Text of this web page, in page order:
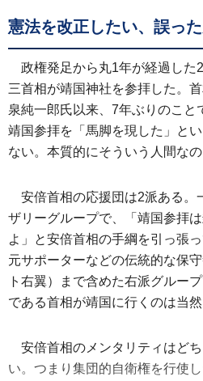
憲法を改正したい、誤っ
政権発足から丸1年が経過した
三首相が靖国神社を参拝した。
泉純一郎氏以来、7年ぶりのこと
靖国参拝を「馬脚を現した」と
ない。本質的にそういう人間なの
安倍首相の応援団は2派ある。
ザリーグループで、「靖国参拝
よ」と安倍首相の手綱を引っ張
元サポーターなどの伝統的な保
ト右翼）まで含めた右派グルー
である首相が靖国に行くのは当然
安倍首相のメンタリティはど
い。つまり集団的自衛権を行使